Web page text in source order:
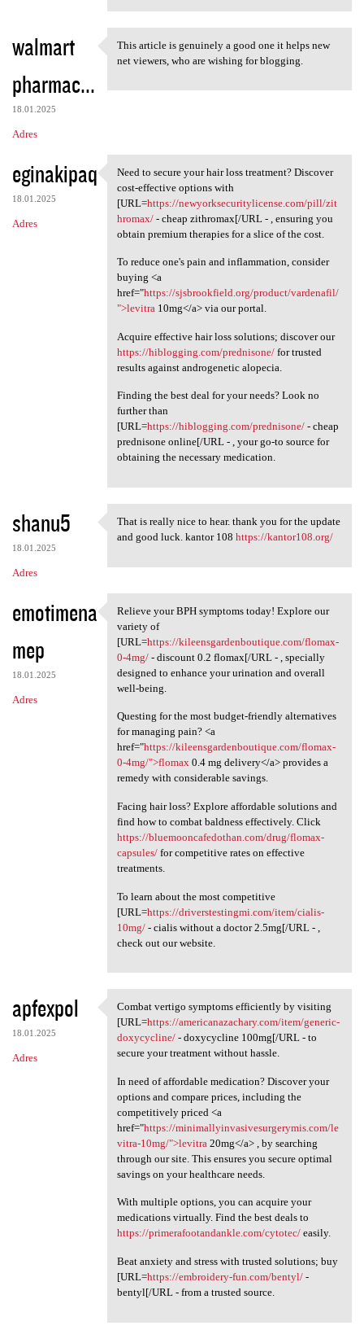
walmart
pharmac...
18.01.2025
Adres
This article is genuinely a
This article is genuinely a good one it helps new
net viewers, who are wishing for blogging.
eginakipaq
18.01.2025
Adres
Need to secure your hair loss
Need to secure your hair loss treatment? Discover
cost-effective options with
[URL=https://newyorksecuritylicense.com/pill/zit
hromax/- cheap zithromax[/URL - , ensuring you
obtain premium therapies for a slice of the cost.
To reduce one's pain and inflammation, consider
buying <a
href="https://sjsbrookfield.org/product/vardenafil/
">levitra10mg</a> via our portal.
Acquire effective hair loss solutions; discover our
https://hiblogging.com/prednisone/for trusted
results against androgenetic alopecia.
Finding the best deal for your needs? Look no
further than
[URL=https://hiblogging.com/prednisone/- cheap
prednisone online[/URL - , your go-to source for
obtaining the necessary medication.
shanu5
18.01.2025
Adres
That is really nice to hear.
That is really nice to hear. thank you for the update
and good luck. kantor 108 https://kantor108.org/
emotimena
mep
18.01.2025
Adres
Relieve your BPH symptoms
Relieve your BPH symptoms today! Explore our
variety of
[URL=https://kileensgardenboutique.com/flomax-
0-4mg/- discount 0.2 flomax[/URL - , specially
designed to enhance your urination and overall
well-being.
Questing for the most budget-friendly alternatives
for managing pain? <a
href="https://kileensgardenboutique.com/flomax-
0-4mg/">flomax0.4 mg delivery</a> provides a
remedy with considerable savings.
Facing hair loss? Explore affordable solutions and
find how to combat baldness effectively. Click
https://bluemooncafedothan.com/drug/flomax-
capsules/for competitive rates on effective
treatments.
To learn about the most competitive
[URL=https://driverstestingmi.com/item/cialis-
10mg/- cialis without a doctor 2.5mg[/URL - ,
check out our website.
apfexpol
18.01.2025
Adres
Combat vertigo symptoms
Combat vertigo symptoms efficiently by visiting
[URL=https://americanazachary.com/item/generic-
doxycycline/- doxycycline 100mg[/URL - to
secure your treatment without hassle.
In need of affordable medication? Discover your
options and compare prices, including the
competitively priced <a
href="https://minimallyinvasivesurgerymis.com/le
vitra-10mg/">levitra 20mg</a> , by searching
through our site. This ensures you secure optimal
savings on your healthcare needs.
With multiple options, you can acquire your
medications virtually. Find the best deals to
https://primerafootandankle.com/cytotec/easily.
Beat anxiety and stress with trusted solutions; buy
[URL=https://embroidery-fun.com/bentyl/-
bentyl[/URL - from a trusted source.